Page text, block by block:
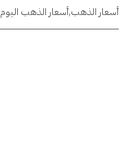
أسعار الذهب,أسعار الذهب اليوم